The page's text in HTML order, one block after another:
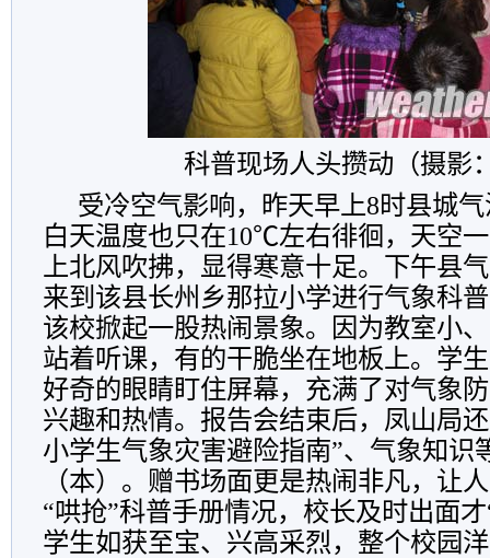
科普现场人头攒动（摄影
受冷空气影响，昨天早上8时县城
白天温度也只在10℃左右徘徊，天空
上北风吹拂，显得寒意十足。下午县
来到该县长州乡那拉小学进行气象科
该校掀起一股热闹景象。因为教室小
站着听课，有的干脆坐在地板上。学
好奇的眼睛盯住屏幕，充满了对气象
兴趣和热情。报告会结束后，凤山局
小学生气象灾害避险指南”、气象知识
（本）。赠书场面更是热闹非凡，让
“哄抢”科普手册情况，校长及时出面
学生如获至宝、兴高采烈，整个校园